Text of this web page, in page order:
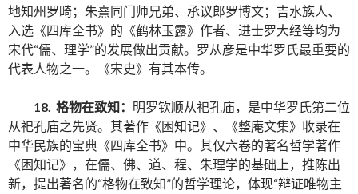
地知州罗畸；朱熹同门师兄弟、承议郎罗博文；吉水族人、
入选《四库全书》的《鹤林玉露》作者、进士罗大经等均为
宋代“儒、理学”的发展做出贡献。罗从彦是中华罗氏最重要的
代表人物之一。《宋史》有其本传。
18. 格物在致知： 明罗钦顺从祀孔庙，是中华罗氏第二位
从祀孔庙之先贤。其著作《困知记》、《整庵文集》收录在
中华民族的宝典《四库全书》中。其仅六卷的著名哲学著作
《困知记》，在儒、佛、道、程、朱理学的基础上，推陈出
新，提出著名的“格物在致知”的哲学理论，体现“辩证唯物主